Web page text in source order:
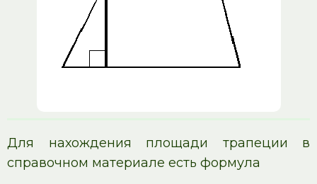
Для нахождения площади трапеции в
справочном материале есть формула